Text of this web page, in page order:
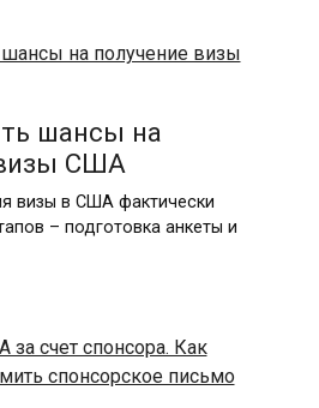
шансы на
США
визы в США фактически
– подготовка анкеты и